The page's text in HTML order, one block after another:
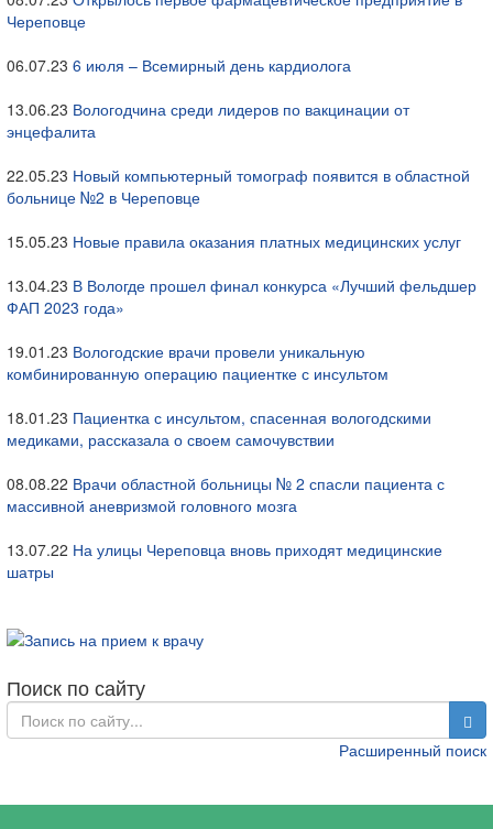
Череповце
06.07.23 6 июля – Всемирный день кардиолога
13.06.23 Вологодчина среди лидеров по вакцинации от
энцефалита
22.05.23 Новый компьютерный томограф появится в областной
больнице №2 в Череповце
15.05.23 Новые правила оказания платных медицинских услуг
13.04.23 В Вологде прошел финал конкурса «Лучший фельдшер
ФАП 2023 года»
19.01.23 Вологодские врачи провели уникальную
комбинированную операцию пациентке с инсультом
18.01.23 Пациентка с инсультом, спасенная вологодскими
медиками, рассказала о своем самочувствии
08.08.22 Врачи областной больницы № 2 спасли пациента с
массивной аневризмой головного мозга
13.07.22 На улицы Череповца вновь приходят медицинские
шатры
Поиск по сайту
Расширенный поиск